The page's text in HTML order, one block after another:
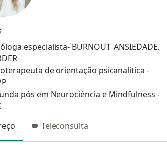
especialista- BURNOUT, ANSIEDADE,
de orientação psicanalítica -
pós em Neurociência e Mindfulness -
Teleconsulta